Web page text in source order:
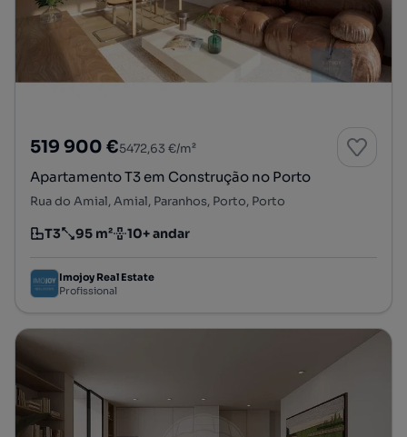
519 900 €5472,63 €/m²
Apartamento T3 em Construção no Porto
Rua do Amial, Amial, Paranhos, Porto, Porto
Tipologia
T3
Preço por metro quadrado
95 m²
Andar 10+ andar
Imojoy Real Estate
Profissional